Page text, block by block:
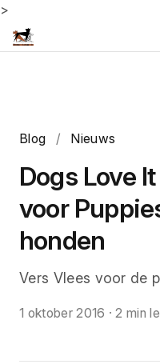
>
Blog / Nieuws
Dogs Love
voor
honden
Vers Vlees voor de
1 oktober 2016 ·2 min